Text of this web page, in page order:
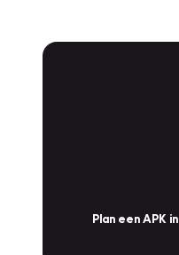
Plan een APK in